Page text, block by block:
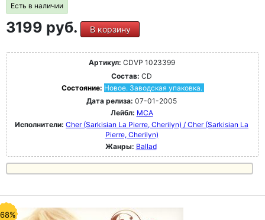
Есть в наличии
3199 руб. В корзину
Артикул: CDVP 1023399
Состав: CD
Состояние: Новое. Заводская упаковка.
Дата релиза: 07-01-2005
Лейбл: MCA
Исполнители: Cher (Sarkisian La Pierre, Cherilyn) / Cher (Sarkisian La
Pierre, Cherilyn)
Жанры: Ballad